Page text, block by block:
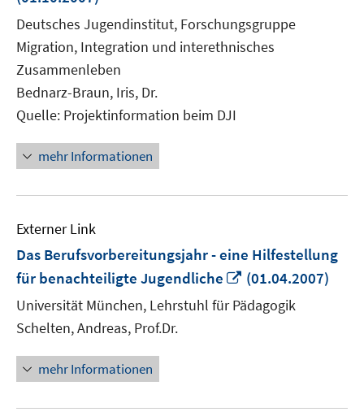
Deutsches Jugendinstitut, Forschungsgruppe
Migration, Integration und interethnisches
Zusammenleben
Bednarz-Braun, Iris, Dr.
Quelle: Projektinformation beim DJI
mehr Informationen
Externer Link
Das Berufsvorbereitungsjahr - eine Hilfestellung
für benachteiligte Jugendliche
In
neuem
Fenster
(01.04.2007)
Universität München, Lehrstuhl für Pädagogik
Schelten, Andreas, Prof.Dr.
mehr Informationen